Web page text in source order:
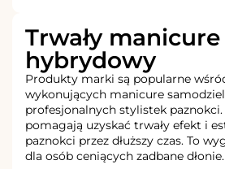
Trwały manicure
hybrydowy
Produkty marki są popularne
wykonujących manicure
profesjonalnych stylistek
pomagają uzyskać trwały efekt i
paznokci przez dłuższy czas. To
dla osób ceniących zadbane dłonie.